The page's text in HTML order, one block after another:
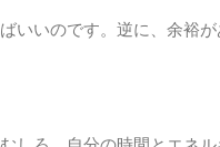
いいのです。逆に、余裕